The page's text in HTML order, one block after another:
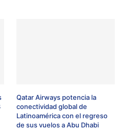
Qatar Airways potencia la
conectividad global de
Latinoamérica con el regreso
de sus vuelos a Abu Dhabi